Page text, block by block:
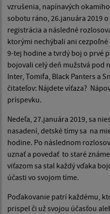
vzrušenia, napínavých
sobotu ráno, 26.januára 2019
registrácia a následné
ktorými nechýbali ani
9-tej hodine a tvrdý boj o prvé
bojovali celý deň mužstvá pod
Inter, Tomifa, Black Panters a
čitateľov: Nájdete víťaza?
príspevku.
Nedeľa, 27.januára 2019, sa
nasadení, detské tímy sa na
hodine. Po následnom
uznať a povedať to staré
viťazom sa stal každý vďaka
účasti vo svojom tíme.
Poďakovanie patrí každému,
prispel či už svojou účasťou